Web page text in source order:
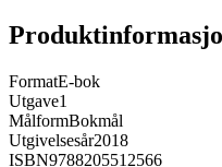
FormatE-bok
Utgave1
MålformBokmål
Utgivelsesår2018
ISBN9788205512566